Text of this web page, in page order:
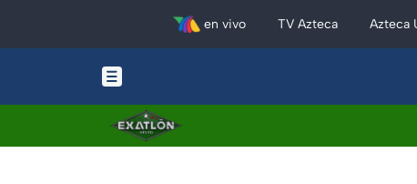
en vivo TV Azteca Azteca